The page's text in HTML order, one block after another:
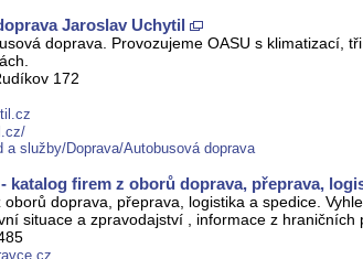
Jaroslav Uchytil
doprava. Provozujeme OASU s klimatizací,
172
a služby/Doprava/Autobusová doprava
katalog firem z oborů doprava, přeprava,
oborů doprava, přeprava, logistika a spedice.
situace a zpravodajství , informace z hraničních